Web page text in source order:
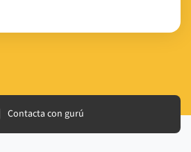
Contacta con gurú